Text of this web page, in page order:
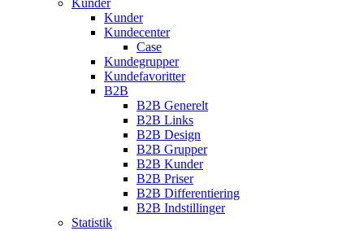
Kunder
Kundecenter
Case
Kundegrupper
Kundefavoritter
B2B
B2B Generelt
B2B Links
B2B Design
B2B Grupper
B2B Kunder
B2B Priser
B2B Differentiering
B2B Indstillinger
Statistik